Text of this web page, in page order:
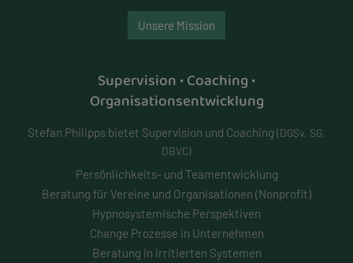
Unsere Mission
Supervision • Coaching •
Organisationsentwicklung
Stefan Philipps bietet Supervision und Coaching (DGSv, SG,
DBVC)
Persönlichkeits- und Teamentwicklung
Beratung für Vereine und Organisationen (Nonprofit)
Hypnosystemische Perspektiven
Change Prozesse in Unternehmen
Beratung in irritierten Systemen